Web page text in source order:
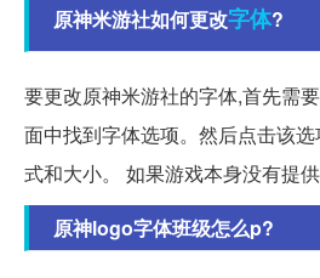
原神米游社如何更改字体?
要更改原神米游社的字体,首先需
面中找到字体选项。然后点击该
式和大小。 如果游戏本身没有提供
原神logo字体班级怎么p?